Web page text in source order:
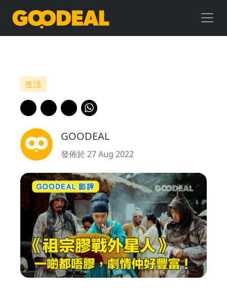
【Goodeal
影
《祖生活
GOODEAL
發佈於 27 Aug 2022